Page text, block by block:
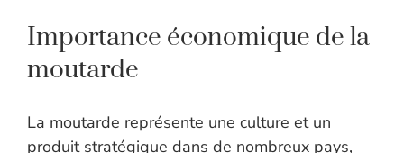
Importance économique de la
moutarde
La moutarde représente une culture et un
produit stratégique dans de nombreux pays,